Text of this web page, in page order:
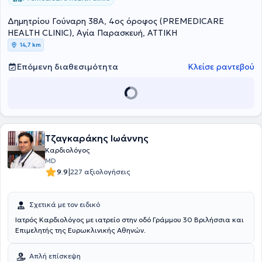
Γερμανικής Καρδιολογικής Εταιρείας. Επίσης είναι εξειδικευμένη
στην επείγουσα ιατρική (Notfallmedizin) και κάτοχος άδειας
εκτέλεσης υπερήχων στις νέες τεχνικές (Stress Echo, διοισοφάγειος
υπέρηχος) από το Υπουργείο Υγείας. Επίσης έχει λάβει από την
γερμανική καρδιολογική εταιρία την εξειδίκευση (Sachkunde) στην
όπου εργάζεται ως Επιμελήτρια στο Νοσοκομείο Θείας Πρόνοιας
στην Premedicare Health Clinic στην Αγία Παρασκευή, όπου
καλύπτει όλο το φάσμα της καρδιολογίας.
Δημητρίου Γούναρη 38Α, 4ος όροφος (PREMEDICARE
HEALTH CLINIC), Αγία Παρασκευή, ΑΤΤΙΚΗ
14,7 km
Επόμενη διαθεσιμότητα Κλείσε ραντεβού
Τζαγκαράκης Ιωάννης
Καρδιολόγος
MD
9.9|227 αξιολογήσεις
Σχετικά με τον ειδικό
Iατρός Καρδιολόγος με ιατρείο στην οδό Γράμμου 30 Βριλήσσια και
Επιμελητής της Ευρωκλινικής Αθηνών.
Απλή επίσκεψη